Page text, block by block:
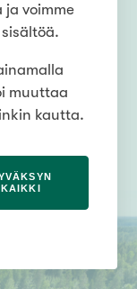
€
ja voimme
muuttaa
kautta.
KAIKKI